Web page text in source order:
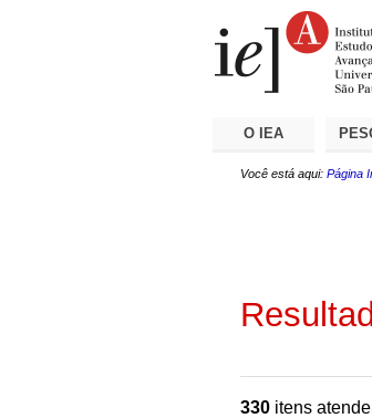
O IEA
Você está aqui: Página
330 itens